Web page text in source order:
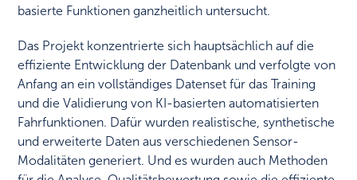
basierte Funktionen ganzheitlich untersucht.
Das Projekt konzentrierte sich hauptsächlich auf die
effiziente Entwicklung der Datenbank und verfolgte von
Anfang an ein vollständiges Datenset für das Training
und die Validierung von KI-basierten automatisierten
Fahrfunktionen. Dafür wurden realistische, synthetische
und erweiterte Daten aus verschiedenen Sensor-
Modalitäten generiert. Und es wurden auch Methoden